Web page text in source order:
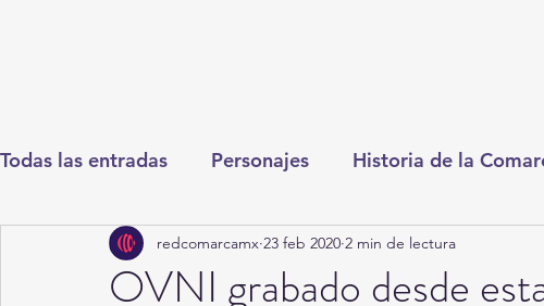
Todas las entradas Personajes Historia de la
Deportes Salud Entretenimiento
OVNI grabado desde
redcomarcamx 23 feb 2020 2 min de lectura